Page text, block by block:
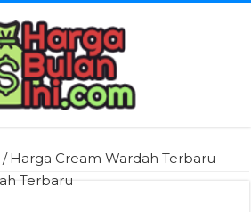
/Harga Cream Wardah Terbaru